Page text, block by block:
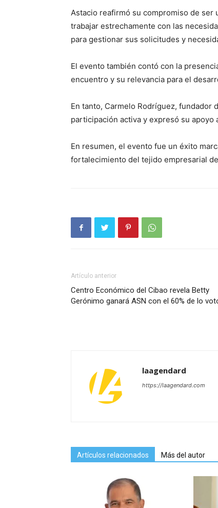
Astacio reafirmó su compromiso de ser
trabajar estrechamente con las
para gestionar sus solicitudes y
El evento también contó con la
encuentro y su relevancia para el
En tanto, Carmelo Rodríguez, fundador
participación activa y expresó su
En resumen, el evento fue un éxito
fortalecimiento del tejido empresarial
Artículo anterior
Centro Económico del Cibao revela Betty
Gerónimo ganará ASN con el 60% de lo
laagendard
https://laagendard.com
Artículos relacionados Más del autor